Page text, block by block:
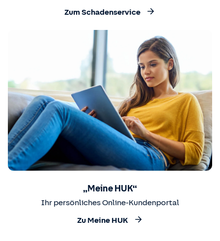
Zum Schadenservice
„Meine HUK“
Ihr persönliches Online-Kundenportal
Zu Meine HUK